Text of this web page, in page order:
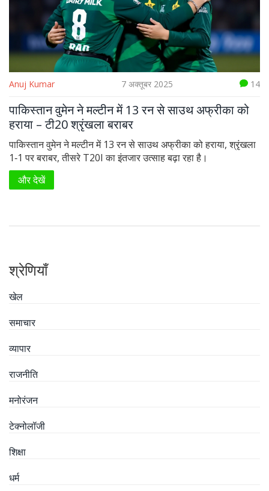
Anuj Kumar 7 अक्तूबर 2025 14
पाकिस्तान वुमेन ने मल्टीन में 13 रन से साउथ अफ्रीका को
हराया – टी20 श्रृंखला बराबर
पाकिस्तान वुमेन ने मल्टीन में 13 रन से साउथ अफ्रीका को हराया, श्रृंखला
1‑1 पर बराबर, तीसरे T20I का इंतजार उत्साह बढ़ा रहा है।
और देखें
श्रेणियाँ
खेल
समाचार
व्यापार
राजनीति
मनोरंजन
टेक्नोलॉजी
शिक्षा
धर्म